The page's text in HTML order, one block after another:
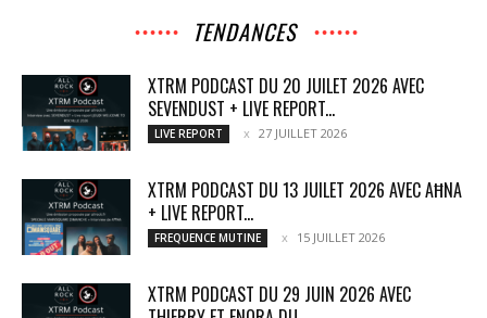
TENDANCES
XTRM PODCAST DU 20 JUILET 2026 AVEC
SEVENDUST + LIVE REPORT...
LIVE REPORT 27 JUILLET 2026
XTRM PODCAST DU 13 JUILET 2026 AVEC AĦNA
+ LIVE REPORT...
FREQUENCE MUTINE 15 JUILLET 2026
XTRM PODCAST DU 29 JUIN 2026 AVEC